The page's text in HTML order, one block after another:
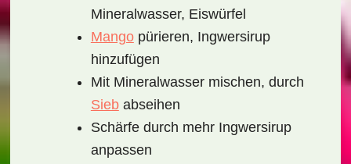
Mineralwasser, Eiswürfel
Mangopürieren, Ingwersirup
hinzufügen
Mit Mineralwasser mischen, durch
Siebabseihen
Schärfe durch mehr Ingwersirup
anpassen